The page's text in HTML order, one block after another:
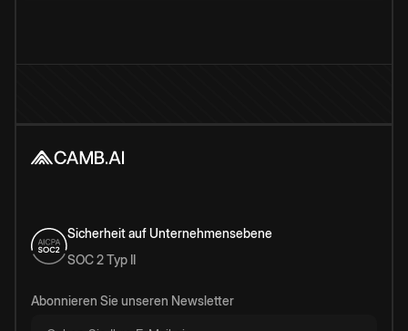
Sicherheit auf Unternehmensebene
SOC 2 Typ II
Abonnieren Sie unseren Newsletter